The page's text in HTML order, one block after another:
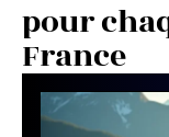
pour
France